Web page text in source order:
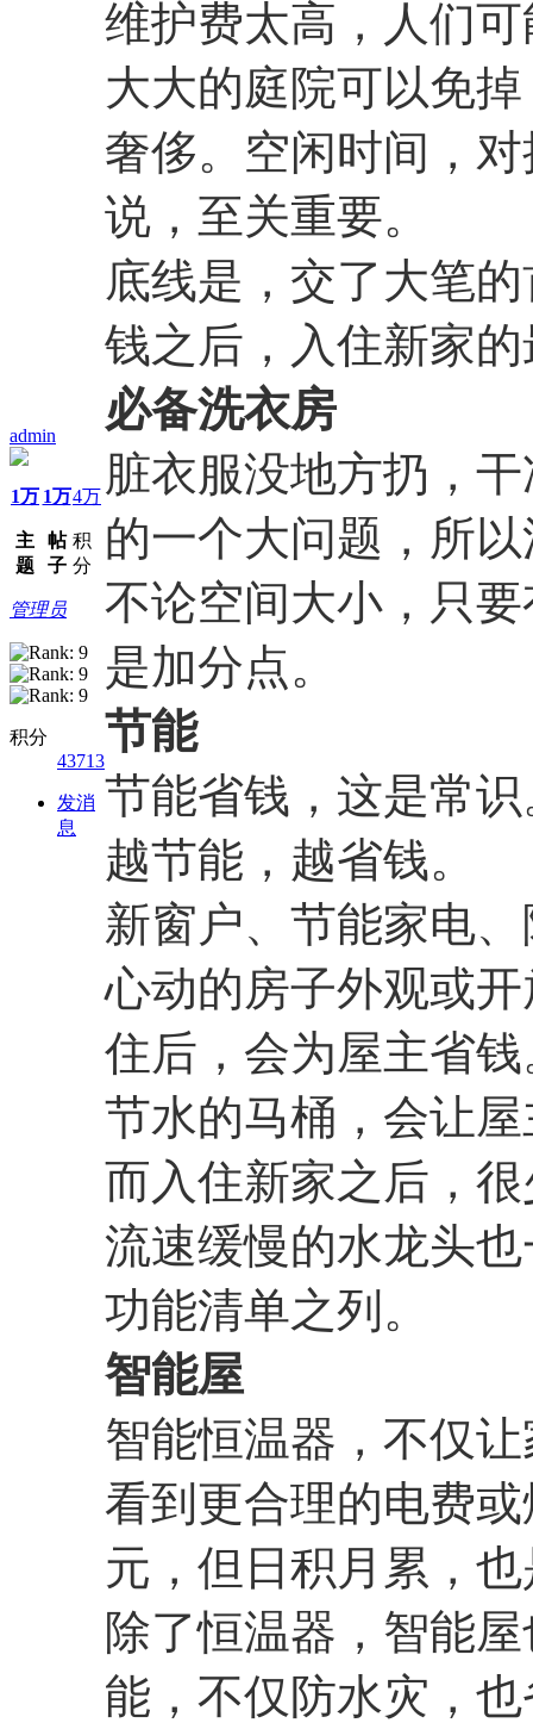
admin
1万
主
题
1万
帖
子
4万
积
分
管理员
积分
43713
发消
息
维护费太高，人们
大大的庭院可以免
奢侈。空闲时间，
说，至关重要。
底线是，交了大笔
钱之后，入住新家
必备洗衣房
脏衣服没地方扔，
的一个大问题，所
不论空间大小，只
是加分点。
节能
节能省钱，这是常
越节能，越省钱。
新窗户、节能家电
心动的房子外观或
住后，会为屋主省钱
节水的马桶，会让
而入住新家之后，
流速缓慢的水龙头
功能清单之列。
智能屋
智能恒温器，不仅
看到更合理的电费
元，但日积月累，
除了恒温器，智能
能，不仅防水灾，